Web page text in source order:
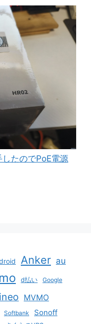
たのでPoE電源
Anker au
d払い Google
MVMO
Softbank Sonoff